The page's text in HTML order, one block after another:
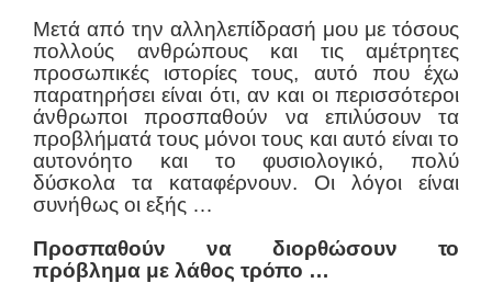
Μετά από την αλληλεπίδρασή μου με τόσους
πολλούς ανθρώπους και τις αμέτρητες
προσωπικές ιστορίες τους, αυτό που έχω
παρατηρήσει είναι ότι, αν και οι περισσότεροι
άνθρωποι προσπαθούν να επιλύσουν τα
προβλήματά τους μόνοι τους και αυτό είναι το
αυτονόητο και το φυσιολογικό, πολύ
δύσκολα τα καταφέρνουν. Οι λόγοι είναι
συνήθως οι εξής …
Προσπαθούν να διορθώσουν το
πρόβλημα με λάθος τρόπο …